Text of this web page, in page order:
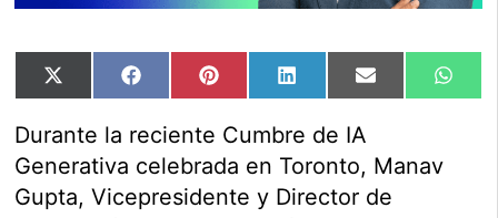
Compartir
en
X
(Twitter)
Compartir
en
FacebookCompartir
en
PinterestCompartir
en
LinkedInCompartir
en
Email
en
Durante la reciente Cumbre de IA
Generativa celebrada en Toronto, Manav
Gupta, Vicepresidente y Director de